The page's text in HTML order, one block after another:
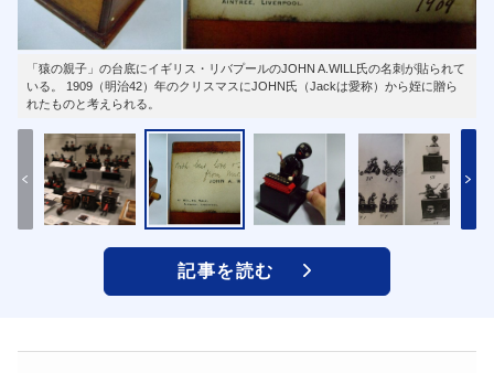
「猿の親子」の台底にイギリス・リバプールのJOHN A.WILL氏の名刺が貼られて
いる。 1909（明治42）年のクリスマスにJOHN氏（Jackは愛称）から姪に贈ら
れたものと考えられる。
記事を読む